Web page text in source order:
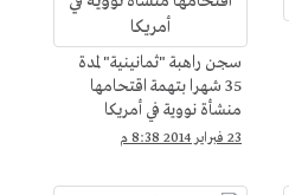
سجن راهبة "ثمانينية" لمدة
35 شهرا بتهمة اقتحامها
منشأة نووية في أمريكا
23 فبراير 2014 8:38 م